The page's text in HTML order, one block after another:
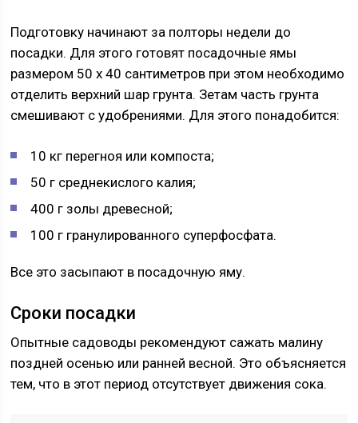
Подготовку начинают за полторы недели до
посадки. Для этого готовят посадочные ямы
размером 50 х 40 сантиметров при этом необходимо
отделить верхний шар грунта. Зетам часть грунта
смешивают с удобрениями. Для этого понадобится:
10 кг перегноя или компоста;
50 г среднекислого калия;
400 г золы древесной;
100 г гранулированного суперфосфата.
Все это засыпают в посадочную яму.
Сроки посадки
Опытные садоводы рекомендуют сажать малину
поздней осенью или ранней весной. Это объясняется
тем, что в этот период отсутствует движения сока.